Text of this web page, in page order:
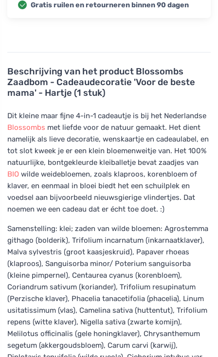
Beschrijving van het product Blossombs
Zaadbom - Cadeaudecoratie 'Voor de beste
mama' - Hartje (1 stuk)
Dit kleine maar fijne 4-in-1 cadeautje is bij het Nederlandse
Blossombs met liefde voor de natuur gemaakt. Het dient
namelijk als lieve decoratie, wenskaartje en cadeaulabel, en
tot slot kweek je er een klein bloemenweitje van. Het 100%
natuurlijke, bontgekleurde kleiballetje bevat zaadjes van
BIO wilde weidebloemen, zoals klaproos, korenbloem of
klaver, en eenmaal in bloei biedt het een schuilplek en
voedsel aan bijvoorbeeld nieuwsgierige vlindertjes. Dat
noemen we een cadeau dat er écht toe doet. :)
Samenstelling: klei; zaden van wilde bloemen: Agrostemma
githago (bolderik), Trifolium incarnatum (inkarnaatklaver),
Malva sylvestris (groot kaasjeskruid), Papaver rhoeas
(klaproos), Sanguisorba minor/ Poterium sanguisorba
(kleine pimpernel), Centaurea cyanus (korenbloem),
Coriandrum sativum (koriander), Trifolium resupinatum
(Perzische klaver), Phacelia tanacetifolia (phacelia), Linum
usitatissimum (vlas), Camelina sativa (huttentut), Trifolium
repens (witte klaver), Nigella sativa (zwarte komijn),
Melilotus officinalis (gele honingklaver), Chrysanthemum
segetum (akkergoudsbloem), Carum carvi (karwij),
Gratis ruilen en retourneren binnen 90 dagen